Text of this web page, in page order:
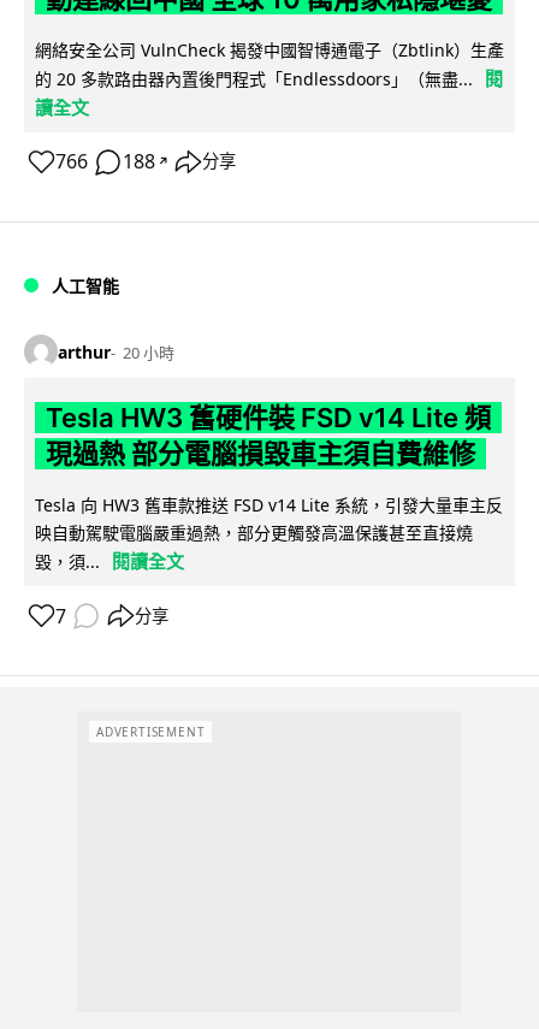
網絡安全公司 VulnCheck 揭發中國智博通電子（Zbtlink）生產
的 20 多款路由器內置後門程式「Endlessdoors」（無盡...
閱
讀全文
766 188 ↗ 分享
人工智能
arthur 20 小時
Tesla HW3 舊硬件裝 FSD v14 Lite 頻
現過熱 部分電腦損毀車主須自費維修
Tesla 向 HW3 舊車款推送 FSD v14 Lite 系統，引發大量車主反
映自動駕駛電腦嚴重過熱，部分更觸發高溫保護甚至直接燒
毀，須...
閱讀全文
7 分享
ADVERTISEMENT